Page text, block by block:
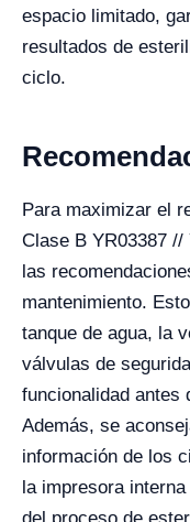
espacio limitado,
resultados de
ciclo.
Para maximizar el
Clase B YR03387
las
mantenimiento.
tanque de agua, la
válvulas de
funcionalidad antes
Además, se
información de los
la impresora